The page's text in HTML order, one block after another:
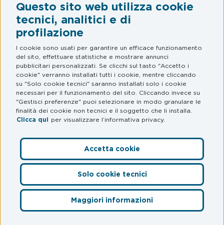
Questo sito web utilizza cookie
tecnici, analitici e di
profilazione
I cookie sono usati per garantire un efficace funzionamento
del sito, effettuare statistiche e mostrare annunci
pubblicitari personalizzati. Se clicchi sul tasto "Accetto i
cookie" verranno installati tutti i cookie, mentre cliccando
su "Solo cookie tecnici" saranno installati solo i cookie
necessari per il funzionamento del sito. Cliccando invece su
"Gestisci preferenze" puoi selezionare in modo granulare le
finalità dei cookie non tecnici e il soggetto che li installa.
Clicca qui per visualizzare l’informativa privacy.
Accetta cookie
Solo cookie tecnici
Maggiori informazioni
Legal & Privacy
Termini e condizioni
Informativa privacy
Web Privacy e Cookie Policy
FAQ
Domande frequenti
© myCicero S.r.l.– Società del Gruppo Mooney – P. IVA
12564030968 – S.S. Adriatica Sud 228/D –
60619 Senigallia (AN). MooneyGo è un marchio registrato di